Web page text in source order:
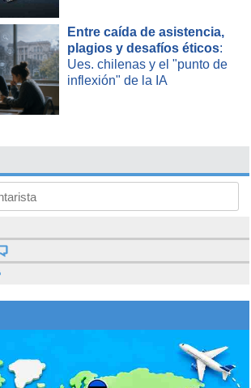
Entre caída de asistencia,
plagios y desafíos éticos:
Ues. chilenas y el "punto de
inflexión" de la IA